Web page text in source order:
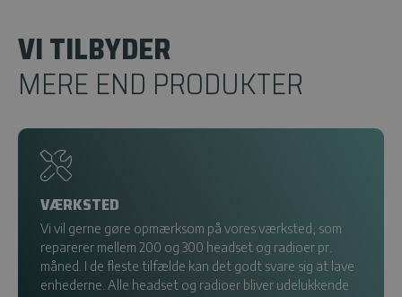
VI TILBYDER
MERE END PRODUKTER
VÆRKSTED
Vi vil gerne gøre opmærksom på vores værksted, som
reparerer mellem 200 og 300 headset og radioer pr.
måned. I de fleste tilfælde kan det godt svare sig at lave
enhederne. Alle headset og radioer bliver udelukkende